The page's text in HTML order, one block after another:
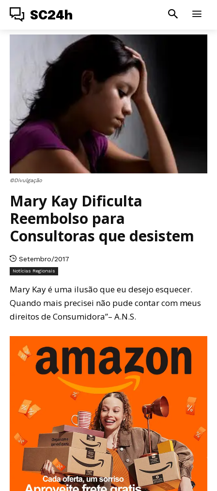
SC24h
©Divulgação
Mary Kay Dificulta
Reembolso para
Consultoras que desistem
Setembro/2017
Notícias Regionais
Mary Kay é uma ilusão que eu desejo esquecer.
Quando mais precisei não pude contar com meus
direitos de Consumidora”– A.N.S.